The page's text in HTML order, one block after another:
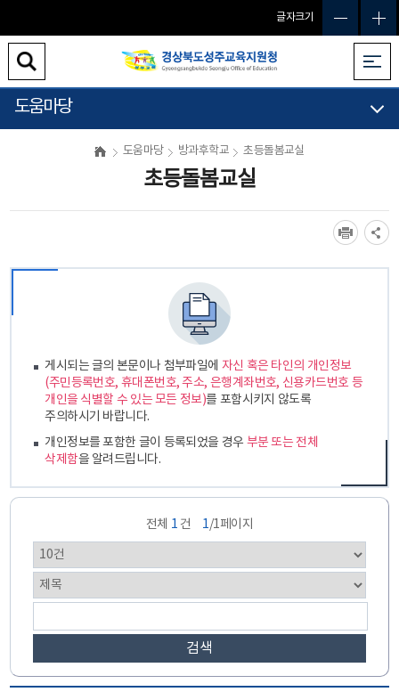
글자크기
도움마당
도움마당 방과후학교 초등돌봄교실
초등돌봄교실
게시되는 글의 본문이나 첨부파일에 자신 혹은 타인의 개인정보
(주민등록번호, 휴대폰번호, 주소, 은행계좌번호, 신용카드번호 등
개인을 식별할 수 있는 모든 정보)를 포함시키지 않도록
주의하시기 바랍니다.
개인정보를 포함한 글이 등록되었을 경우 부분 또는 전체
삭제함을 알려드립니다.
전체 1 건 1/1페이지
검색